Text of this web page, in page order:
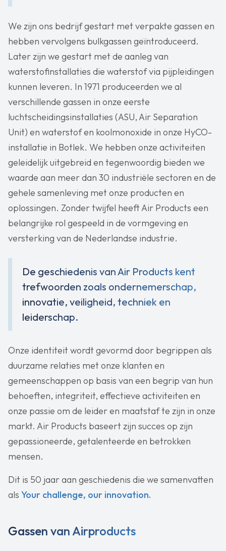
We zijn ons bedrijf gestart met verpakte gassen en
hebben vervolgens bulkgassen geïntroduceerd.
Later zijn we gestart met de aanleg van
waterstofinstallaties die waterstof via pijpleidingen
kunnen leveren. In 1971 produceerden we al
verschillende gassen in onze eerste
luchtscheidingsinstallaties (ASU, Air Separation
Unit) en waterstof en koolmonoxide in onze HyCO-
installatie in Botlek. We hebben onze activiteiten
geleidelijk uitgebreid en tegenwoordig bieden we
waarde aan meer dan 30 industriële sectoren en de
gehele samenleving met onze producten en
oplossingen. Zonder twijfel heeft Air Products een
belangrijke rol gespeeld in de vormgeving en
versterking van de Nederlandse industrie.
De geschiedenis van Air Products kent
trefwoorden zoals ondernemerschap,
innovatie, veiligheid, techniek en
leiderschap.
Onze identiteit wordt gevormd door begrippen als
duurzame relaties met onze klanten en
gemeenschappen op basis van een begrip van hun
behoeften, integriteit, effectieve activiteiten en
onze passie om de leider en maatstaf te zijn in onze
markt. Air Products baseert zijn succes op zijn
gepassioneerde, getalenteerde en betrokken
mensen.
Dit is 50 jaar aan geschiedenis die we samenvatten
als Your challenge, our innovation.
Gassen van Airproducts